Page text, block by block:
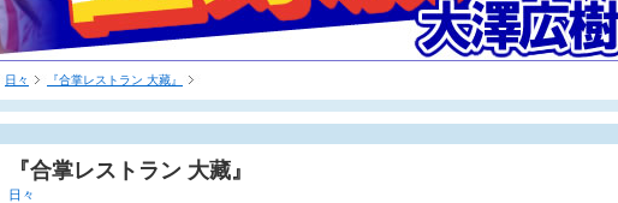
日々 『合掌レストラン 大藏』
『合掌レストラン 大藏』
日々